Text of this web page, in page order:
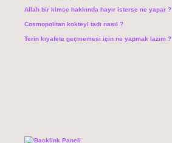
Allah bir kimse hakkında hayır isterse ne yapar ?
Cosmopolitan kokteyl tadı nasıl ?
Terin kıyafete geçmemesi için ne yapmak lazım ?